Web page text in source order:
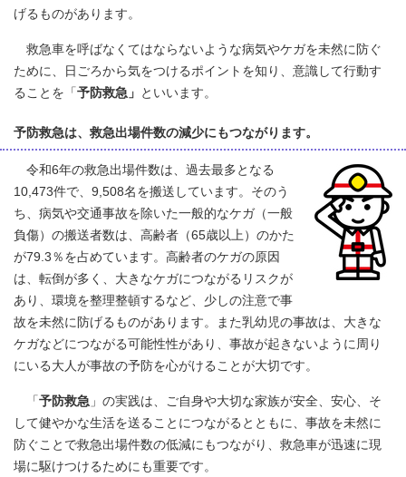
げるものがあります。
救急車を呼ばなくてはならないような病気やケガを未然に防ぐ
ために、日ごろから気をつけるポイントを知り、意識して行動す
ることを「 予防救急」 といいます。
予防救急は、救急出場件数の減少にもつながります。
令和6年の救急出場件数は、過去最多となる
10,473件で、9,508名を搬送しています。そのう
ち、病気や交通事故を除いた一般的なケガ（一般
負傷）の搬送者数は、高齢者（65歳以上）のかた
が79.3％を占めています。高齢者のケガの原因
は、転倒が多く、大きなケガにつながるリスクが
あり、環境を整理整頓するなど、少しの注意で事
故を未然に防げるものがあります。また乳幼児の事故は、大きな
ケガなどにつながる可能性性があり、事故が起きないように周り
にいる大人が事故の予防を心がけることが大切です。
「 予防救急 」の実践は、ご自身や大切な家族が安全、安心、そ
して健やかな生活を送ることにつながるとともに、事故を未然に
防ぐことで救急出場件数の低減にもつながり、救急車が迅速に現
場に駆けつけるためにも重要です。